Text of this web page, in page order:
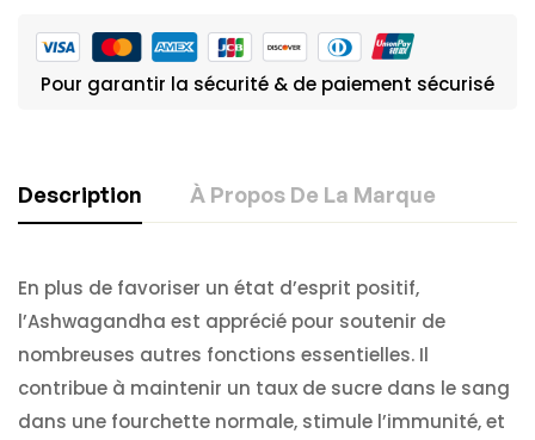
Pour garantir la sécurité & de paiement sécurisé
Description À Propos De La Marque
En plus de favoriser un état d’esprit positif,
l’Ashwagandha est apprécié pour soutenir de
nombreuses autres fonctions essentielles. Il
contribue à maintenir un taux de sucre dans le sang
dans une fourchette normale, stimule l’immunité, et